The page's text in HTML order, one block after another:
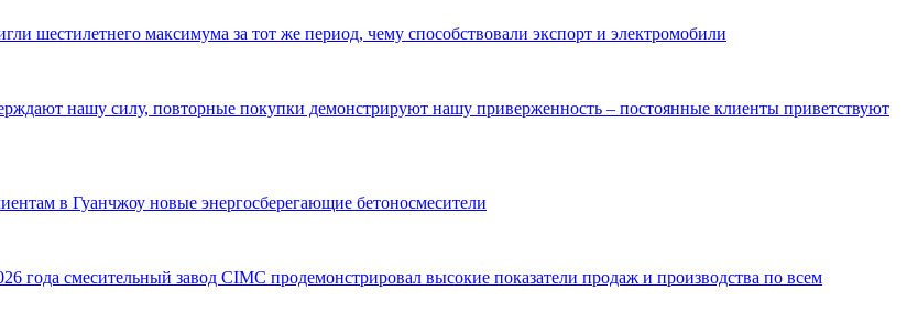
шестилетнего максимума за тот же период, чему способствовали экспорт и электромобили
нашу силу, повторные покупки демонстрируют нашу приверженность – постоянные клиенты приветствуют
в Гуанчжоу новые энергосберегающие бетоносмесители
смесительный завод CIMC продемонстрировал высокие показатели продаж и производства по всем